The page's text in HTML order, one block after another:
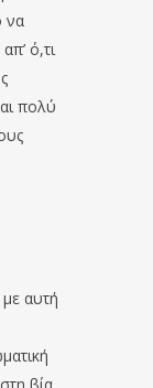
να
ό,τι
πολύ
αυτή